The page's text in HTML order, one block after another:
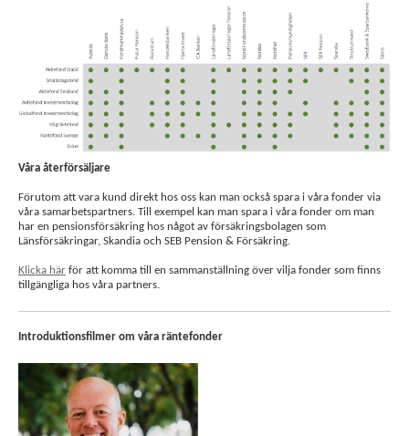
Våra återförsäljare
Förutom att vara kund direkt hos oss kan man också spara i våra fonder via
våra samarbetspartners. Till exempel kan man spara i våra fonder om man
har en pensionsförsäkring hos något av försäkringsbolagen som
Länsförsäkringar, Skandia och SEB Pension & Försäkring.
Klicka här för att komma till en sammanställning över vilja fonder som finns
tillgängliga hos våra partners.
Introduktionsfilmer om våra räntefonder